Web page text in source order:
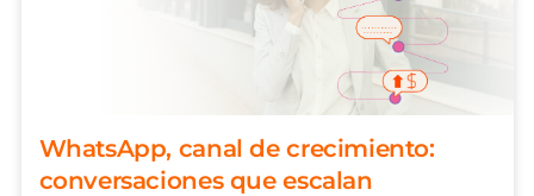
WhatsApp, canal de crecimiento:
conversaciones que escalan